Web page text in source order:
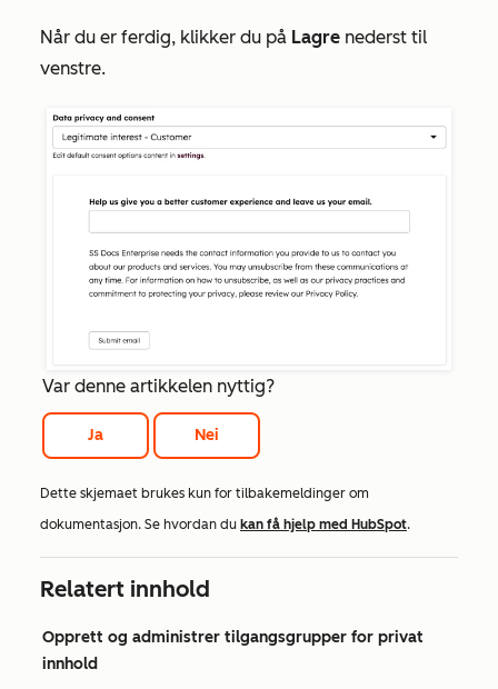
Når du er ferdig, klikker du på Lagre nederst til
venstre.
Var denne artikkelen nyttig?
Ja Nei
Dette skjemaet brukes kun for tilbakemeldinger om
dokumentasjon. Se hvordan du kan få hjelp med HubSpot.
Relatert innhold
Opprett og administrer tilgangsgrupper for privat
innhold